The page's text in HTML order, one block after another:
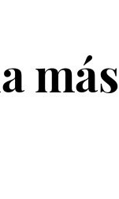
más